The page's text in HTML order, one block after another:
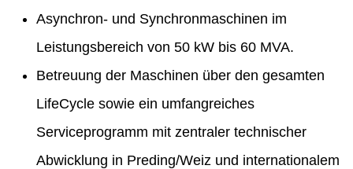
Asynchron- und Synchronmaschinen im
Leistungsbereich von 50 kW bis 60 MVA.
Betreuung der Maschinen über den gesamten
LifeCycle sowie ein umfangreiches
Serviceprogramm mit zentraler technischer
Abwicklung in Preding/Weiz und internationalem